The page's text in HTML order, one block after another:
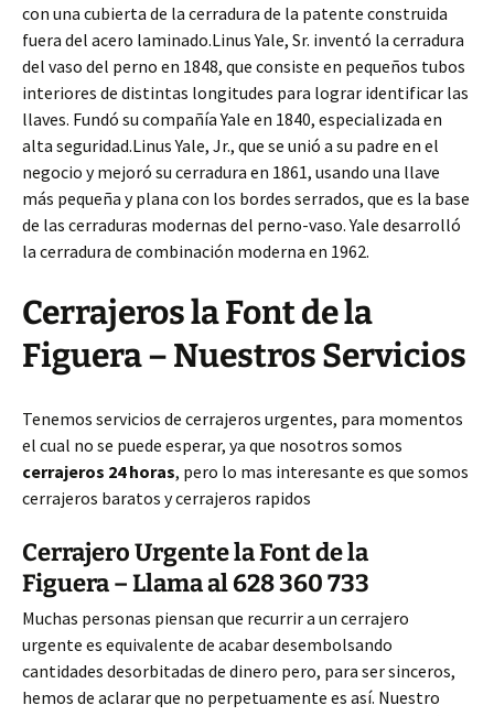
con una cubierta de la cerradura de la patente construida
fuera del acero laminado.Linus Yale, Sr. inventó la cerradura
del vaso del perno en 1848, que consiste en pequeños tubos
interiores de distintas longitudes para lograr identificar las
llaves. Fundó su compañía Yale en 1840, especializada en
alta seguridad.Linus Yale, Jr., que se unió a su padre en el
negocio y mejoró su cerradura en 1861, usando una llave
más pequeña y plana con los bordes serrados, que es la base
de las cerraduras modernas del perno-vaso. Yale desarrolló
la cerradura de combinación moderna en 1962.
Cerrajeros la Font de la
Figuera – Nuestros Servicios
Tenemos servicios de cerrajeros urgentes, para momentos
el cual no se puede esperar, ya que nosotros somos
cerrajeros 24 horas, pero lo mas interesante es que somos
cerrajeros baratos y cerrajeros rapidos
Cerrajero Urgente la Font de la
Figuera – Llama al 628 360 733
Muchas personas piensan que recurrir a un cerrajero
urgente es equivalente de acabar desembolsando
cantidades desorbitadas de dinero pero, para ser sinceros,
hemos de aclarar que no perpetuamente es así. Nuestro